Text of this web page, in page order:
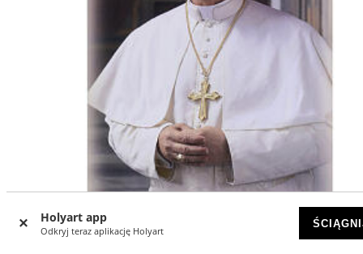
Holyart app
Odkryj teraz aplikację Holyart
Wizerunek Papieża Leona XIV w białej sutannie - 20×15 cm